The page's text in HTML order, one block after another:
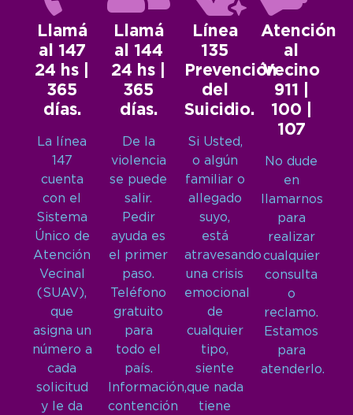
Llamá
al 147
24 hs |
365
días.
La línea
147
cuenta
con el
Sistema
Único de
Atención
Vecinal
(SUAV),
que
asigna un
número a
cada
solicitud
y le da
Llamá
al 144
24 hs |
365
días.
De la
violencia
se puede
salir.
Pedir
ayuda es
el primer
paso.
Teléfono
gratuito
para
todo el
país.
Información,
contención
Línea
135
Prevención
del
Suicidio.
Si Usted,
o algún
familiar o
allegado
suyo,
está
atravesando
una crisis
emocional
de
cualquier
tipo,
siente
que nada
tiene
Atención
al
Vecino
911 |
100 |
107
No dude
en
llamarnos
para
realizar
cualquier
consulta
o
reclamo.
Estamos
para
atenderlo.